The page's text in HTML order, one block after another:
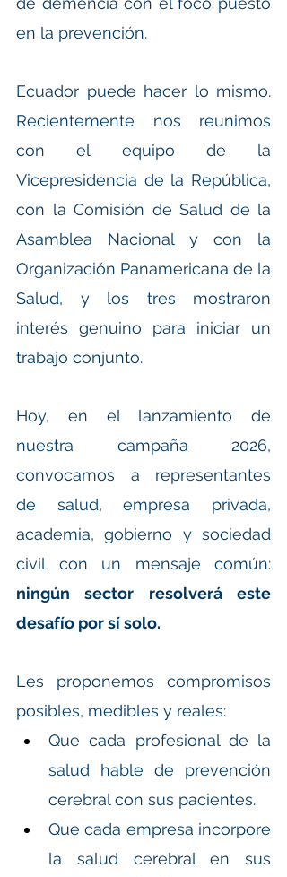
en la prevención.
Ecuador puede hacer lo mismo.
Recientemente nos reunimos
con el equipo de la
Vicepresidencia de la República,
con la Comisión de Salud de la
Asamblea Nacional y con la
Organización Panamericana de la
Salud, y los tres mostraron
interés genuino para iniciar un
trabajo conjunto.
Hoy, en el lanzamiento de
nuestra campaña 2026,
convocamos a representantes
de salud, empresa privada,
academia, gobierno y sociedad
ningún sector resolverá este
desafío por sí solo.
Les proponemos compromisos
posibles, medibles y reales:
Que cada profesional de la
salud hable de prevención
cerebral con sus pacientes.
Que cada empresa incorpore
la salud cerebral en sus